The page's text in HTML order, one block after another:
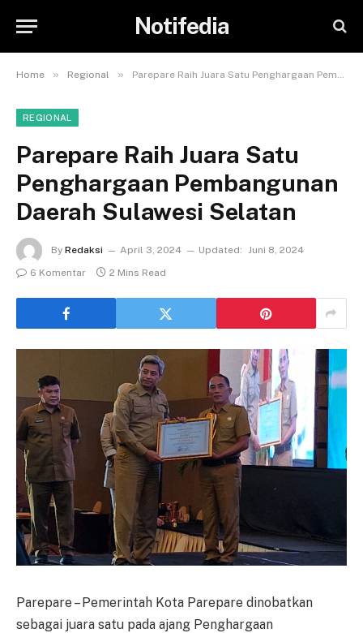
Notifedia
Home » Regional » Parepare Raih Juara Satu Penghargaan Pembangunan Daerah Sulawesi Selatan
REGIONAL
Parepare Raih Juara Satu
Penghargaan Pembangunan
Daerah Sulawesi Selatan
By Redaksi April 3, 2024 Updated: Juni 8, 2024
6 Komentar
2 Mins Read
Parepare – Pemerintah Kota Parepare dinobatkan
sebagai juara satu pada ajang Penghargaan